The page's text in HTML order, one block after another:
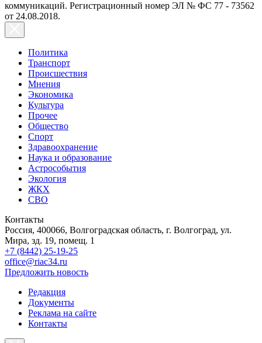
коммуникаций. Регистрационный номер ЭЛ № ФС 77 - 73562
от 24.08.2018.
Политика
Транспорт
Происшествия
Мнения
Экономика
Культура
Прочее
Общество
Спорт
Здравоохранение
Наука и образование
Астрособытия
Экология
ЖКХ
СВО
Контакты
Россия, 400066, Волгоградская область, г. Волгоград, ул.
Мира, зд. 19, помещ. 1
+7 (8442) 25-19-25
office@riac34.ru
Предложить новость
Редакция
Документы
Реклама на сайте
Контакты